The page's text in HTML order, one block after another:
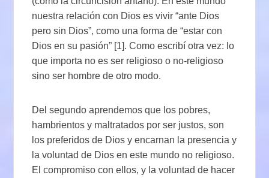
nuestra relación con Dios es vivir “ante Dios
pero sin Dios”, como una forma de “estar con
Dios en su pasión” [1]. Como escribí otra vez: lo
que importa no es ser religioso o no-religioso
sino ser hombre de otro modo.
Del segundo aprendemos que los pobres,
hambrientos y maltratados por ser justos, son
los preferidos de Dios y encarnan la presencia y
la voluntad de Dios en este mundo no religioso.
El compromiso con ellos, y la voluntad de hacer